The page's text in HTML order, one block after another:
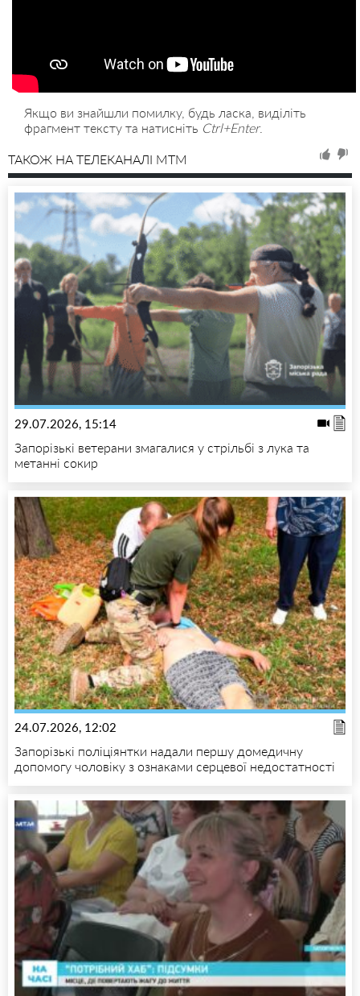
Якщо ви знайшли помилку, будь ласка, виділіть
фрагмент тексту та натисніть Ctrl+Enter.
ТАКОЖ НА ТЕЛЕКАНАЛІ MTM
29.07.2026, 15:14
Запорізькі ветерани змагалися у стрільбі з лука та
метанні сокир
24.07.2026, 12:02
Запорізькі поліціянтки надали першу домедичну
допомогу чоловіку з ознаками серцевої недостатності